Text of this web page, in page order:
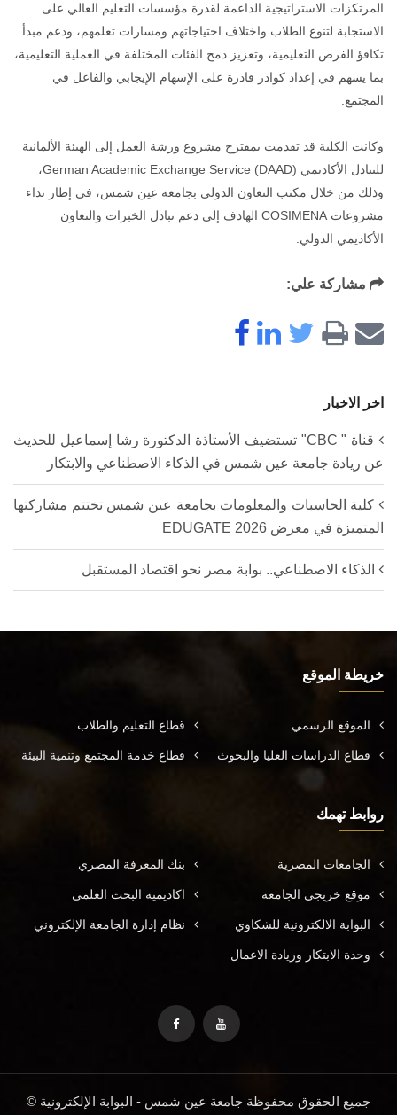
المرتكزات الاستراتيجية الداعمة لقدرة مؤسسات التعليم العالي على
الاستجابة لتنوع الطلاب واختلاف احتياجاتهم ومسارات تعلمهم، ودعم مبدأ
تكافؤ الفرص التعليمية، وتعزيز دمج الفئات المختلفة في العملية التعليمية،
بما يسهم في إعداد كوادر قادرة على الإسهام الإيجابي والفاعل في
المجتمع.
وكانت الكلية قد تقدمت بمقترح مشروع ورشة العمل إلى الهيئة الألمانية
للتبادل الأكاديمي German Academic Exchange Service (DAAD)،
وذلك من خلال مكتب التعاون الدولي بجامعة عين شمس، في إطار نداء
مشروعات COSIMENA الهادف إلى دعم تبادل الخبرات والتعاون
الأكاديمي الدولي.
مشاركة علي:
اخر الاخبار
قناة " CBC" تستضيف الأستاذة الدكتورة رشا إسماعيل للحديث
عن ريادة جامعة عين شمس في الذكاء الاصطناعي والابتكار
كلية الحاسبات والمعلومات بجامعة عين شمس تختتم مشاركتها
المتميزة في معرض EDUGATE 2026
الذكاء الاصطناعي.. بوابة مصر نحو اقتصاد المستقبل
خريطة الموقع
الموقع الرسمي قطاع التعليم والطلاب
قطاع الدراسات العليا والبحوث قطاع خدمة المجتمع وتنمية البيئة
روابط تهمك
الجامعات المصرية بنك المعرفة المصري
موقع خريجي الجامعة اكاديمية البحث العلمي
البوابة الالكترونية للشكاوي نظام إدارة الجامعة الإلكتروني
وحدة الابتكار وريادة الاعمال
جميع الحقوق محفوظة جامعة عين شمس - البوابة الإلكترونية ©